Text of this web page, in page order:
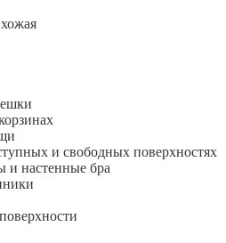
и свободных поверхностях
и настенные бра